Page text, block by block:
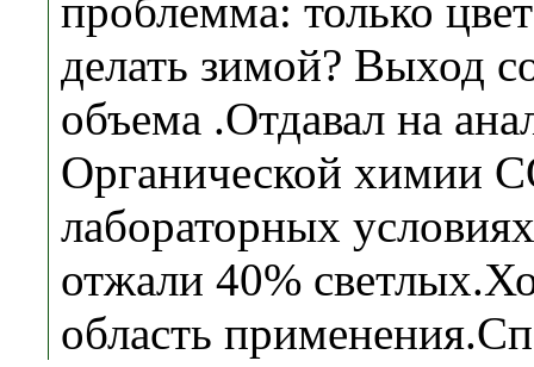
проблемма: только
делать зимой? Выход
объема .Отдавал на
Органической химии
лабораторных
отжали 40%
область